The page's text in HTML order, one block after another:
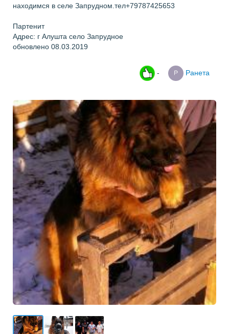
находимся в селе Запрудном.тел+79787425653
Партенит
Адрес: г Алушта село Запрудное
обновлено 08.03.2019
- Ранета